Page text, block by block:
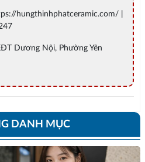
hungthinhphatceramic.com/ |
Dương Nội, Phường Yên
DANH MỤC